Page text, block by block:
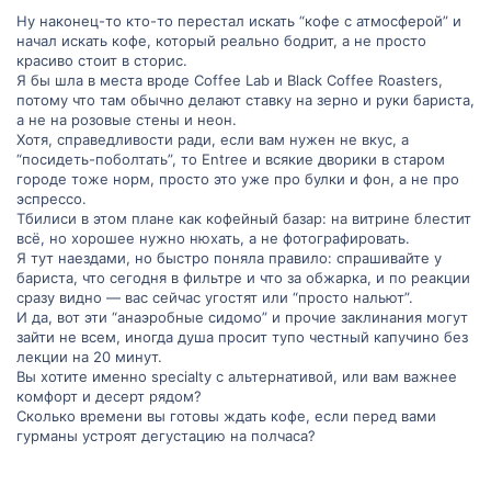
и
в
н
ы
й
г
о
л
о
с
и
в
н
ы
й
г
о
л
о
с
Ну наконец-то кто-то перестал искать “кофе с атмосферой” и
начал искать кофе, который реально бодрит, а не просто
красиво стоит в сторис.
Я бы шла в места вроде Coffee Lab и Black Coffee Roasters,
потому что там обычно делают ставку на зерно и руки бариста,
а не на розовые стены и неон.
Хотя, справедливости ради, если вам нужен не вкус, а
“посидеть-поболтать”, то Entree и всякие дворики в старом
городе тоже норм, просто это уже про булки и фон, а не про
эспрессо.
Тбилиси в этом плане как кофейный базар: на витрине блестит
всё, но хорошее нужно нюхать, а не фотографировать.
Я тут наездами, но быстро поняла правило: спрашивайте у
бариста, что сегодня в фильтре и что за обжарка, и по реакции
сразу видно — вас сейчас угостят или “просто нальют”.
И да, вот эти “анаэробные сидомо” и прочие заклинания могут
зайти не всем, иногда душа просит тупо честный капучино без
лекции на 20 минут.
Вы хотите именно specialty с альтернативой, или вам важнее
комфорт и десерт рядом?
Сколько времени вы готовы ждать кофе, если перед вами
гурманы устроят дегустацию на полчаса?